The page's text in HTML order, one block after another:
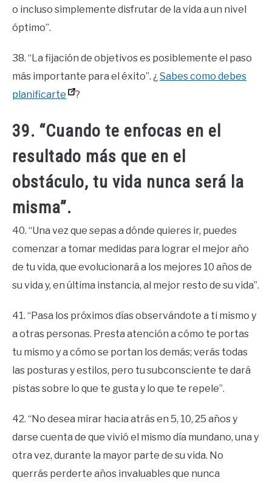
o incluso simplemente disfrutar de la vida a un nivel
óptimo”.
38. “La fijación de objetivos es posiblemente el paso
más importante para el éxito”. ¿ Sabes como debes
planificarte
?
39. “Cuando te enfocas en el
resultado más que en el
obstáculo, tu vida nunca será la
misma”.
40. “Una vez que sepas a dónde quieres ir, puedes
comenzar a tomar medidas para lograr el mejor año
de tu vida, que evolucionará a los mejores 10 años de
su vida y, en última instancia, al mejor resto de su vida”.
41. “Pasa los próximos días observándote a ti mismo y
a otras personas. Presta atención a cómo te portas
tu mismo y a cómo se portan los demás; verás todas
las posturas y estilos, pero tu subconsciente te dará
pistas sobre lo que te gusta y lo que te repele”.
42. “No desea mirar hacia atrás en 5, 10, 25 años y
darse cuenta de que vivió el mismo día mundano, una y
otra vez, durante la mayor parte de su vida. No
querrás perderte años invaluables que nunca